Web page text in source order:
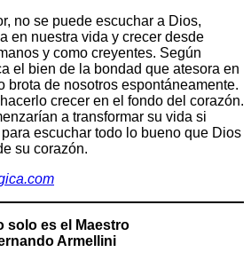
no se puede escuchar a Dios,
en nuestra vida y crecer desde
y como creyentes. Según
el bien de la bondad que atesora en
brota de nosotros espontáneamente.
crecer en el fondo del corazón.
a transformar su vida si
escuchar todo lo bueno que Dios
su corazón.
solo es el Maestro
Armellini